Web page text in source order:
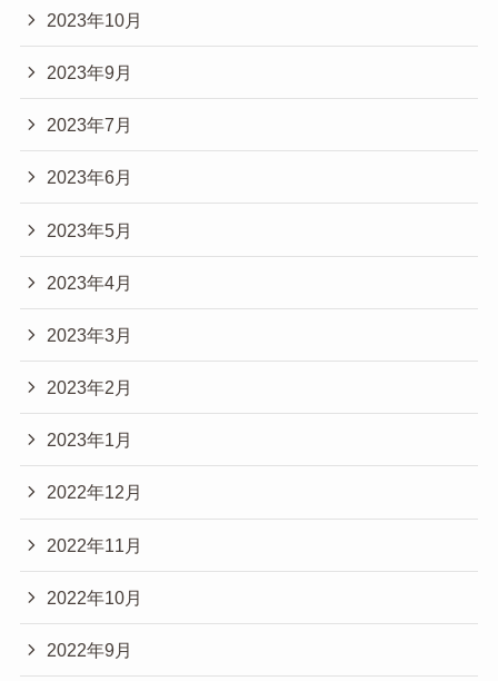
2023年10月
2023年9月
2023年7月
2023年6月
2023年5月
2023年4月
2023年3月
2023年2月
2023年1月
2022年12月
2022年11月
2022年10月
2022年9月